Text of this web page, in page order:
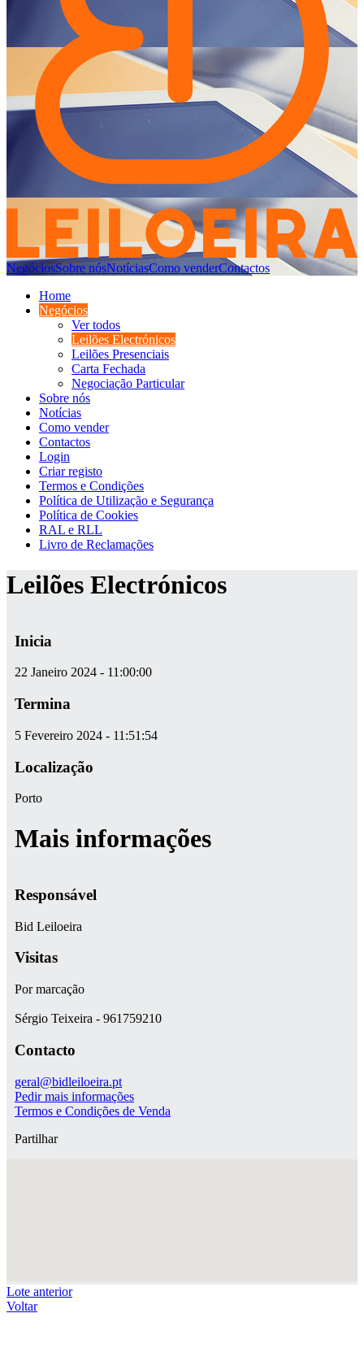
NegóciosSobre nósNotíciasComo venderContactos
Home
Negócios
Ver todos
Leilões Electrónicos
Leilões Presenciais
Carta Fechada
Negociação Particular
Sobre nós
Notícias
Como vender
Contactos
Login
Criar registo
Termos e Condições
Política de Utilização e Segurança
Política de Cookies
RAL e RLL
Livro de Reclamações
Leilões Electrónicos
Inicia
22 Janeiro 2024 - 11:00:00
Termina
5 Fevereiro 2024 - 11:51:54
Localização
Porto
Mais informações
Responsável
Bid Leiloeira
Visitas
Por marcação
Sérgio Teixeira - 961759210
Contacto
geral@bidleiloeira.pt
Pedir mais informações
Termos e Condições de Venda
Partilhar
Lote anterior
Voltar